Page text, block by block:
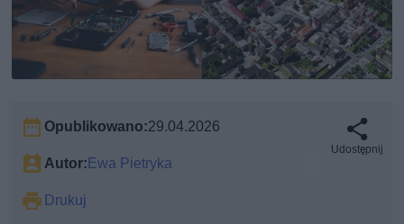
Opublikowano:29.04.2026
Autor: Ewa Pietryka
Drukuj
Udostępnij